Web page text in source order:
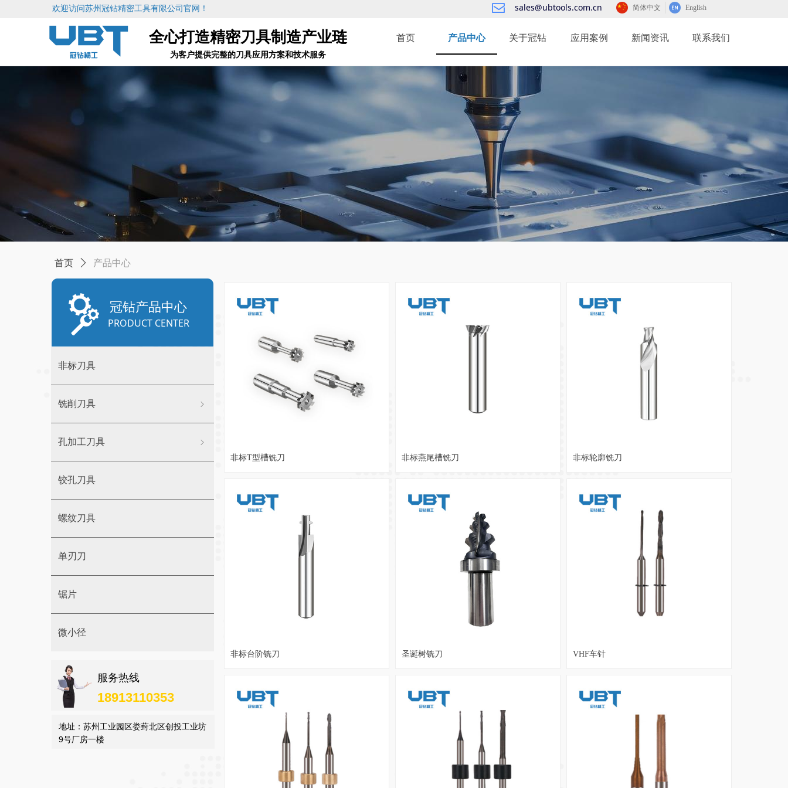
欢迎访问苏州冠钻精密工具有限公司官网！ 简体中文 English
ꂘ sales@ubtools.com.cn
全心打造精密刀具制造产业琏
为客户提供完整的刀具应用方案和技术服务
首页 产品中心 关于冠钻 应用案例 新闻资讯 联系我们
非标T型槽铣刀 非标燕尾槽铣刀 非标轮廓铣刀
非标台阶铣刀 圣诞树铣刀 VHF车针
服务热线
18913110353
首页 ꄲ 产品中心
冠钻产品中心
PRODUCT CENTER
地址：苏州工业园区娄葑北区创投工业坊
9号厂房一楼
非标刀具
ꁇ
铣削刀具
ꁇ
孔加工刀具
铰孔刀具
螺纹刀具
单刃刀
锯片
微小径